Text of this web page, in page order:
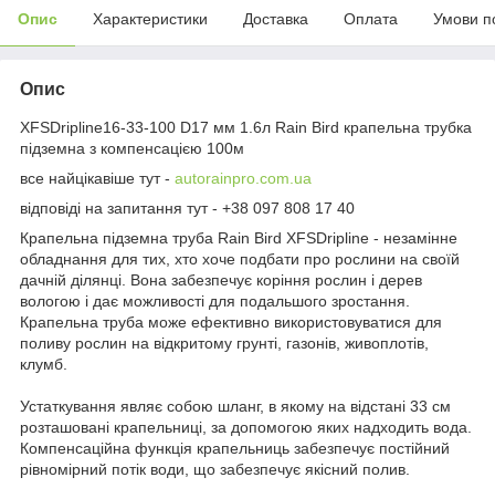
Опис Характеристики Доставка Оплата Умови
Опис
XFSDripline16-33-100 D17 мм 1.6л Rain Bird крапельна трубка
підземна з компенсацією 100м
все найцікавіше тут - autorainpro.com.ua
відповіді на запитання тут - +38 097 808 17 40
Крапельна підземна труба Rain Bird XFSDripline - незамінне
обладнання для тих, хто хоче подбати про рослини на своїй
дачній ділянці. Вона забезпечує коріння рослин і дерев
вологою і дає можливості для подальшого зростання.
Крапельна труба може ефективно використовуватися для
поливу рослин на відкритому грунті, газонів, живоплотів,
клумб.
Устаткування являє собою шланг, в якому на відстані 33 см
розташовані крапельниці, за допомогою яких надходить вода.
Компенсаційна функція крапельниць забезпечує постійний
рівномірний потік води, що забезпечує якісний полив.